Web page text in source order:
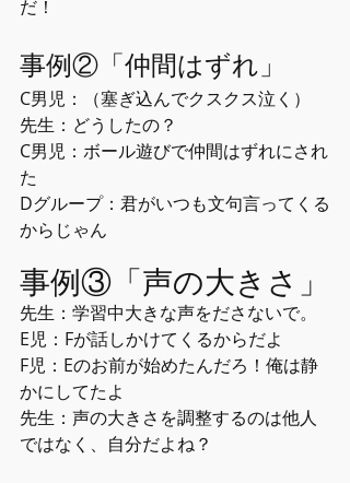
だ！
事例②「仲間はずれ」
C男児：（塞ぎ込んでクスクス泣く）
先生：どうしたの？
C男児：ボール遊びで仲間はずれにされ
た
Dグループ：君がいつも文句言ってくる
からじゃん
事例③「声の大きさ」
先生：学習中大きな声をださないで。
E児：Fが話しかけてくるからだよ
F児：Eのお前が始めたんだろ！俺は静
かにしてたよ
先生：声の大きさを調整するのは他人
ではなく、自分だよね？